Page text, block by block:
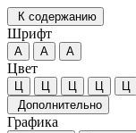
К содержанию
Шрифт
А А А
Цвет
Ц Ц Ц Ц
Ц
Дополнительно
Графика